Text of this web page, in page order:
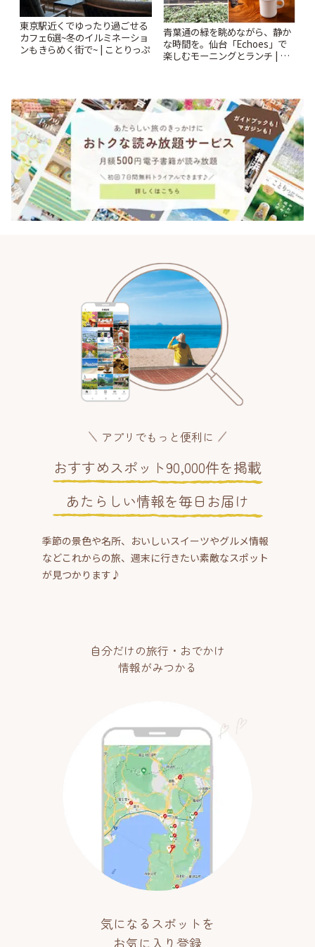
東京駅近くでゆったり過ごせる
カフェ6選~冬のイルミネーショ
ンもきらめく街で~ | ことりっぷ
青葉通の緑を眺めながら、静か
な時間を。仙台「Echoes」で
楽しむモーニングとランチ | こ
アプリでもっと便利に
おすすめスポット90,000件を掲載
あたらしい情報を毎日お届け
季節の景色や名所、おいしいスイーツやグルメ情報
などこれからの旅、週末に行きたい素敵なスポット
が見つかります♪
自分だけの旅行・おでかけ
情報がみつかる
気になるスポットを
お気に入り登録